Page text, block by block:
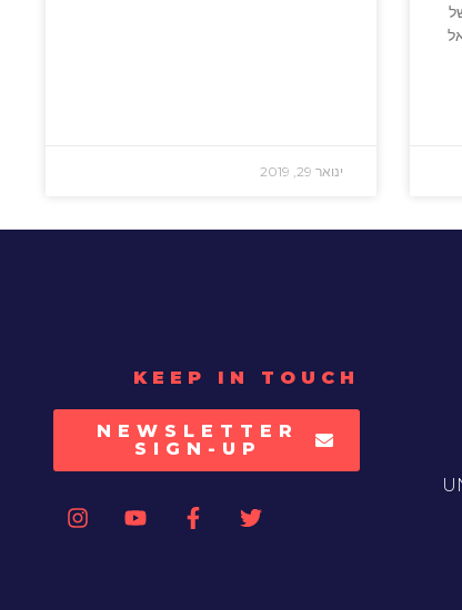
ינואר 29, 2019
KEEP IN TOUCH
NEWSLETTER
SIGN-UP